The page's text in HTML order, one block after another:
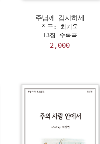
주님께 감사하세
작곡: 최기욱
13집 수록곡
2,000